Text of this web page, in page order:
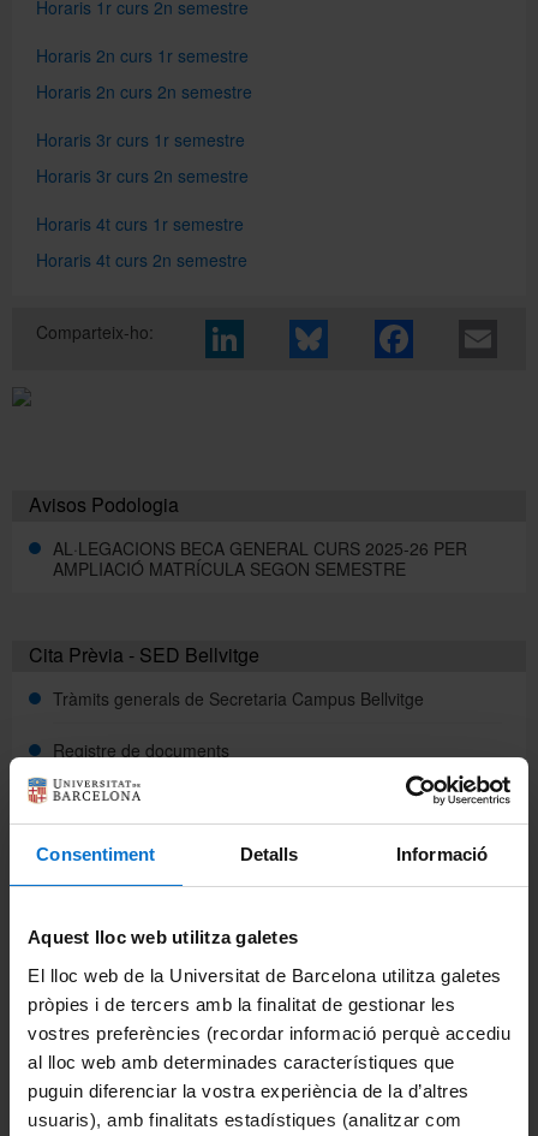
Consentiment Detalls Informació
Aquest lloc web utilitza galetes
El lloc web de la Universitat de Barcelona utilitza galetes
pròpies i de tercers amb la finalitat de gestionar les
vostres preferències (recordar informació perquè accediu
al lloc web amb determinades característiques que
puguin diferenciar la vostra experiència de la d’altres
usuaris), amb finalitats estadístiques (analitzar com
Horaris 1r curs 2n semestre
Horaris 2n curs 1r semestre
Horaris 2n curs 2n semestre
Horaris 3r curs 1r semestre
Horaris 3r curs 2n semestre
Horaris 4t curs 1r semestre
Horaris 4t curs 2n semestre
Comparteix-ho:
Avisos Podologia
AL·LEGACIONS BECA GENERAL CURS 2025-26 PER
AMPLIACIÓ MATRÍCULA SEGON SEMESTRE
Cita Prèvia - SED Bellvitge
Tràmits generals de Secretaria Campus Bellvitge
Registre de documents
Enllaços d'interès
SAE
Portals i intranets
Món UB (estudiants)
Intranet UB (PDI i PAS)